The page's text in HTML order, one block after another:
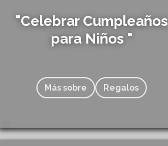
"Celebrar Cumpleaños
para Niños "
Más sobre Regalos